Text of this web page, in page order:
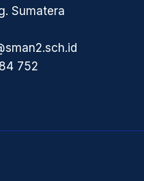
Sumatera
752